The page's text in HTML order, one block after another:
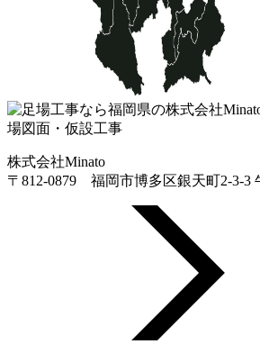
株式会社Minato
〒812-0879 福岡市博多区銀天町2-3-3